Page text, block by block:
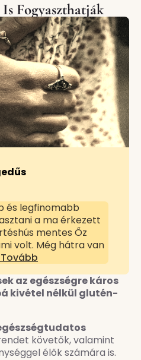
Fogyaszthatják
és legfinomabb
a ma érkezett
mentes Őz
volt. Még hátra van
az egészségre káros
kivétel nélkül glutén-
követők, valamint
élők számára is.